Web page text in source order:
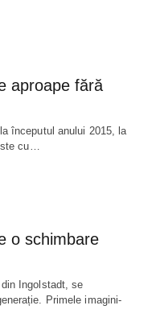
aproape fără
începutul anului 2015, la
cu…
o schimbare
Ingolstadt, se
Primele imagini-